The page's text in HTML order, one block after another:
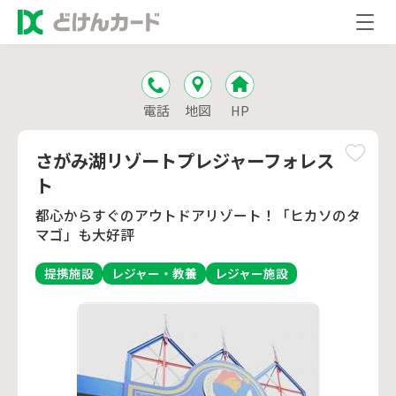
電話 地図 HP
さがみ湖リゾートプレジャーフォレス
ト
都心からすぐのアウトドアリゾート！「ヒカソのタ
マゴ」も大好評
提携施設 レジャー・教養 レジャー施設